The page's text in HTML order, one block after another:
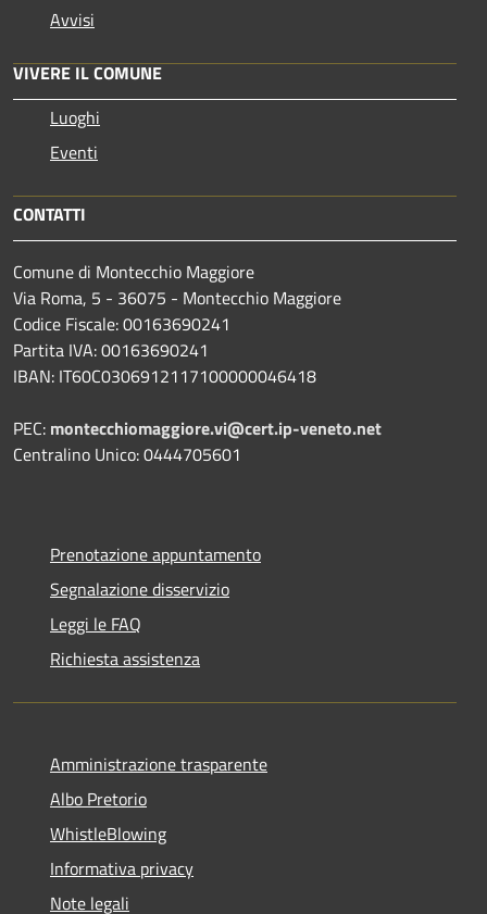
Avvisi
VIVERE IL COMUNE
Luoghi
Eventi
CONTATTI
Comune di Montecchio Maggiore
Via Roma, 5 - 36075 - Montecchio Maggiore
Codice Fiscale: 00163690241
Partita IVA: 00163690241
IBAN: IT60C0306912117100000046418
PEC: montecchiomaggiore.vi@cert.ip-veneto.net
Centralino Unico: 0444705601
Prenotazione appuntamento
Segnalazione disservizio
Leggi le FAQ
Richiesta assistenza
Amministrazione trasparente
Albo Pretorio
WhistleBlowing
Informativa privacy
Note legali